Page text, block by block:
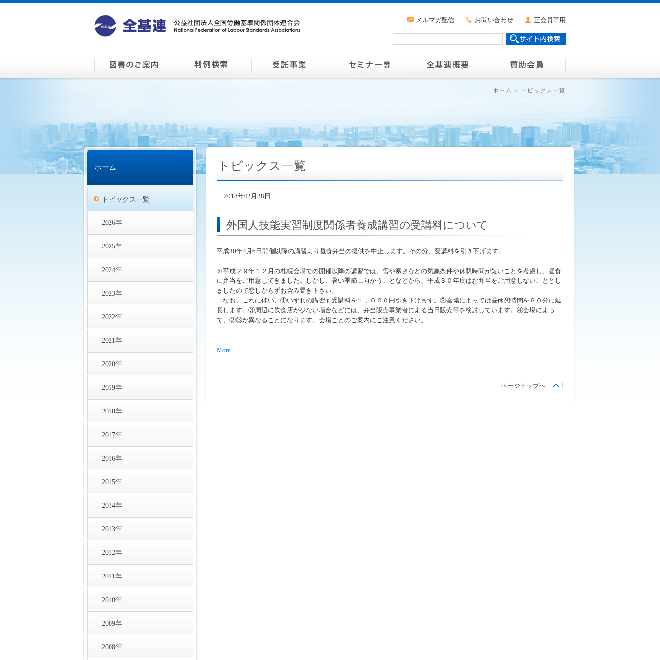
メルマガ配信 お問い合わせ 正会員専用
ホーム > トピックス一覧
ホーム
トピックス一覧
2026年
2025年
2024年
2023年
2022年
2021年
2020年
2019年
2018年
2017年
2016年
2015年
2014年
2013年
2012年
2011年
2010年
2009年
2008年
トピックス一覧
2018年02月28日
外国人技能実習制度関係者養成講習の受講料について
平成30年4月6日開催以降の講習より昼食弁当の提供を中止します。その分、受講料を引き下げます。
※平成２９年１２月の札幌会場での開催以降の講習では、雪や寒さなどの気象条件や休憩時間が短いことを考慮し、昼食
に弁当をご用意してきました。しかし、暑い季節に向かうことなどから、平成３０年度はお弁当をご用意しないこととし
ましたので悪しからずお含み置き下さい。
なお、これに伴い、①いずれの講習も受講料を１，０００円引き下げます。②会場によっては昼休憩時間を６０分に延
長します。③周辺に飲食店が少ない場合などには、弁当販売事業者による当日販売等を検討しています。④会場によっ
て、②③が異なることになります。会場ごとのご案内にご注意ください。
More
ページトップへ